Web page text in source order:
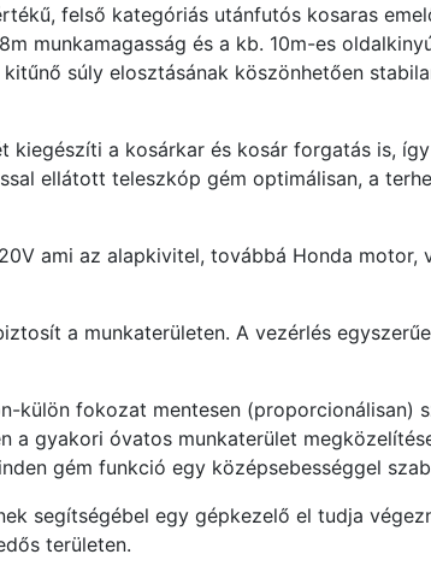
felső kategóriás utánfutós kosaras
munkamagasság és a kb. 10m-es
súly elosztásának köszönhetően
kiegészíti a kosárkar és kosár forgatás is,
ellátott teleszkóp gém optimálisan, a
ami az alapkivitel, továbbá Honda motor,
a munkaterületen. A vezérlés
külön fokozat mentesen (proporcionálisan)
a gyakori óvatos munkaterület
gém funkció egy középsebességgel
segítségébel egy gépkezelő el tudja
területen.